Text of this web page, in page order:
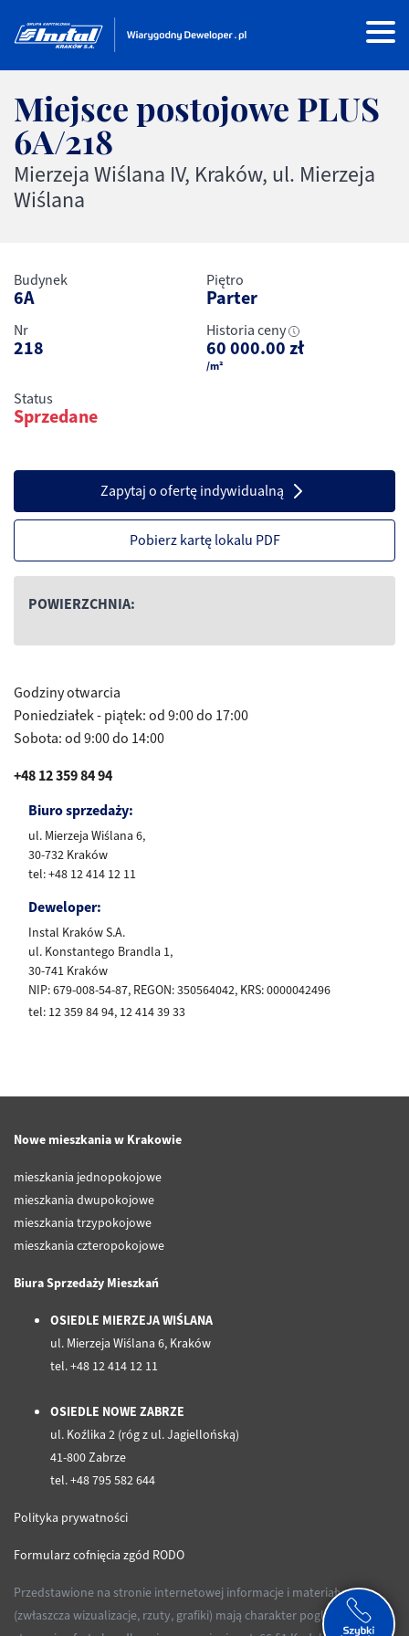
Miejsce postojowe PLUS
6A/218
Mierzeja Wiślana IV, Kraków, ul. Mierzeja
Wiślana
Budynek
6A
Piętro
Parter
Nr
218
Historia ceny
60 000.00zł
/m²
Status
Sprzedane
Zapytaj o ofertę indywidualną
Pobierz kartę lokalu PDF
POWIERZCHNIA:
Godziny otwarcia
Poniedziałek - piątek: od 9:00 do 17:00
Sobota: od 9:00 do 14:00
+48 12 359 84 94
Biuro sprzedaży:
ul. Mierzeja Wiślana 6,
30-732 Kraków
tel: +48 12 414 12 11
Deweloper:
Instal Kraków S.A.
ul. Konstantego Brandla 1,
30-741 Kraków
NIP: 679-008-54-87, REGON: 350564042, KRS: 0000042496
tel: 12 359 84 94, 12 414 39 33
Nowe mieszkania w Krakowie
mieszkania jednopokojowe
mieszkania dwupokojowe
mieszkania trzypokojowe
mieszkania czteropokojowe
Biura Sprzedaży Mieszkań
OSIEDLE MIERZEJA WIŚLANA
ul. Mierzeja Wiślana 6, Kraków
tel. +48 12 414 12 11
OSIEDLE NOWE ZABRZE
ul. Koźlika 2 (róg z ul. Jagiellońską)
41-800 Zabrze
tel. +48 795 582 644
Polityka prywatności
Formularz cofnięcia zgód RODO
Przedstawione na stronie internetowej informacje i materiały
(zwłaszcza wizualizacje, rzuty, grafiki) mają charakter poglądowy i nie